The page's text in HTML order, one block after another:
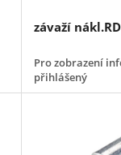
závaží
Pro zobrazení
přihlášený